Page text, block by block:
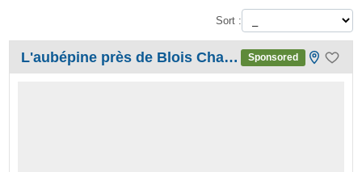
Sort :
L'aubépine près de Blois Chambord Sponsored